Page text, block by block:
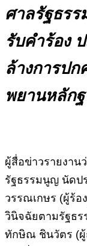
ศาลรัฐธร
รับคำร้อง
ล้างการป
พยานหลัก
ผู้สื่อข่าวรายงาน
รัฐธรรมนูญ นัดป
วรรณเกษร (ผู้ร้อง
วินิจฉัยตามรัฐธ
ทักษิณ ชินวัตร (